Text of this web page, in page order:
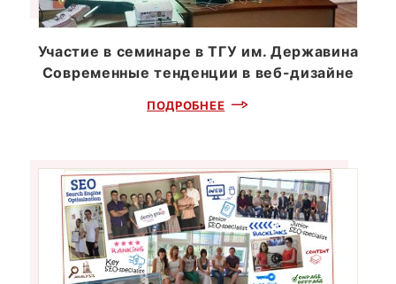
Участие в семинаре в ТГУ им. Державина
Современные тенденции в веб-дизайне
ПОДРОБНЕЕ